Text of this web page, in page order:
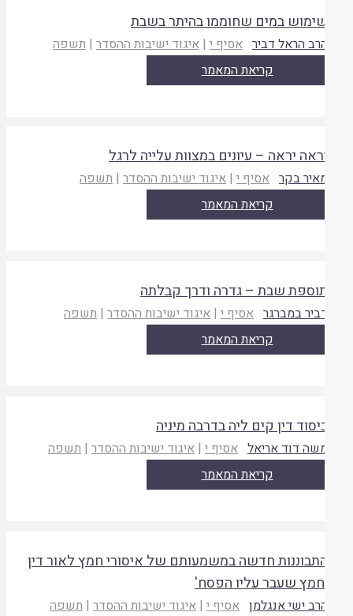
במים שחוממו בהיתר בשבת
הראל דביר אסיף י |איגוד ישיבות ההסדר|תשפה
קריאת המאמר
יראה – עיונים במצוות עלייה לרגל
בקר אסיף י|איגוד ישיבות ההסדר|תשפה
קריאת המאמר
שבת – גדרה ודרך קבלתה
במברגר אסיף י|איגוד ישיבות ההסדר|תשפה
קריאת המאמר
דין קים ליה בדרבה מיניה
דוד אריאל אסיף י|איגוד ישיבות ההסדר|תשפה
קריאת המאמר
חדשה במשמעותם של איסורי חמץ לאור דין
שעבר עליו הפסח'
ישי אנגלמן אסיף י |איגוד ישיבות ההסדר|תשפה